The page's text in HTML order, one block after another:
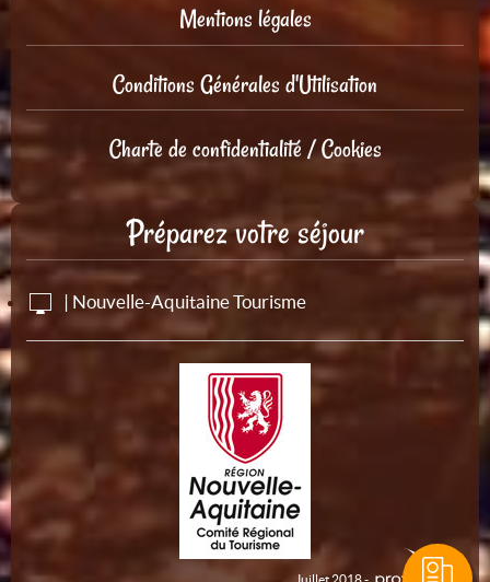
Mentions légales
Conditions Générales d'Utilisation
Charte de confidentialité / Cookies
Préparez votre séjour
| Nouvelle-Aquitaine Tourisme